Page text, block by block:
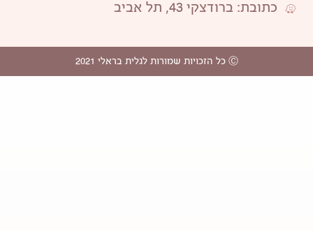
כתובת: ברודצקי 43, תל אביב
Ⓒ כל הזכויות שמורות לגלית בראלי 2021